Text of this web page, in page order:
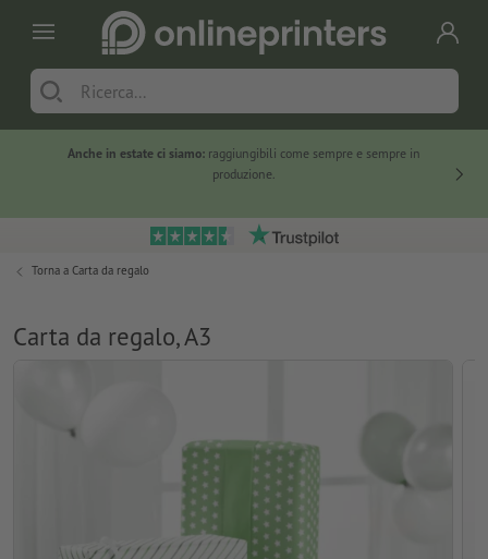
Anche in estate ci siamo: raggiungibili come sempre e sempre in
produzione.
Torna a Carta da regalo
Carta da regalo, A3